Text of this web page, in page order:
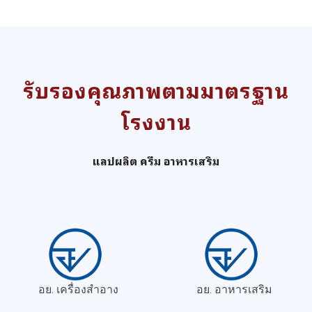
รับรองคุณภาพตามมาตรฐาน
โรงงาน
แลปผลิต ครีม อาหารเสริม
อย. เครื่องสำอาง อย. อาหารเสริม